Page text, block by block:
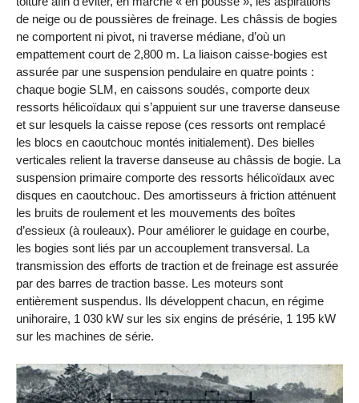
de neige ou de poussières de freinage. Les châssis de bogies
ne comportent ni pivot, ni traverse médiane, d’où un
empattement court de 2,800 m. La liaison caisse-bogies est
assurée par une suspension pendulaire en quatre points :
chaque bogie SLM, en caissons soudés, comporte deux
ressorts hélicoïdaux qui s’appuient sur une traverse danseuse
et sur lesquels la caisse repose (ces ressorts ont remplacé
les blocs en caoutchouc montés initialement). Des bielles
verticales relient la traverse danseuse au châssis de bogie. La
suspension primaire comporte des ressorts hélicoïdaux avec
disques en caoutchouc. Des amortisseurs à friction atténuent
les bruits de roulement et les mouvements des boîtes
d’essieux (à rouleaux). Pour améliorer le guidage en courbe,
les bogies sont liés par un accouplement transversal. La
transmission des efforts de traction et de freinage est assurée
par des barres de traction basse. Les moteurs sont
entièrement suspendus. Ils développent chacun, en régime
unihoraire, 1 030 kW sur les six engins de présérie, 1 195 kW
sur les machines de série.